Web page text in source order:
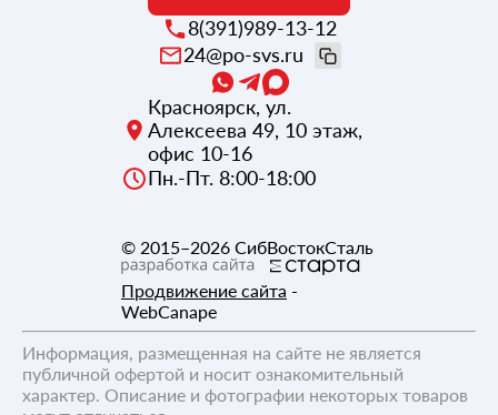
8(391)989-13-12
24@po-svs.ru
Красноярск, ул.
Алексеева 49, 10 этаж,
офис 10-16
Пн.-Пт. 8:00-18:00
© 2015–2026 СибВостокСталь
Продвижение сайта -
WebCanape
Информация, размещенная на сайте не является
публичной офертой и носит ознакомительный
характер. Описание и фотографии некоторых товаров